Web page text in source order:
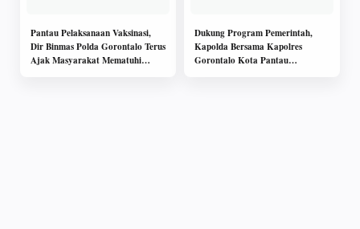
Pantau Pelaksanaan Vaksinasi,
Dir Binmas Polda Gorontalo Terus
Ajak Masyarakat Mematuhi
Dukung Program Pemerintah,
Kapolda Bersama Kapolres
Gorontalo Kota Pantau